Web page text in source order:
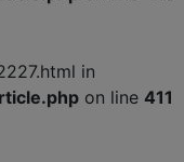
in
on line 411